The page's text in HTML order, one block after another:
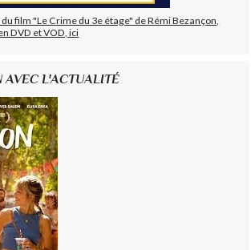
film "Le Crime du 3e étage" de Rémi Bezançon,
DVD et VOD, ici
AVEC L'ACTUALITÉ